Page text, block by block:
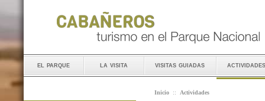
el parque la visita visitas guiadas actividades
Inicio :: Actividades